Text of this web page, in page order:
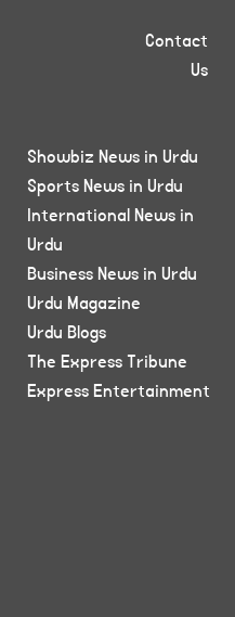
Contact
Us
Showbiz News in Urdu
Sports News in Urdu
International News in
Urdu
Business News in Urdu
Urdu Magazine
Urdu Blogs
The Express Tribune
Express Entertainment